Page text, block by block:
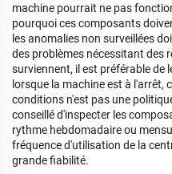
machine pourrait ne pas
pourquoi ces composants
les anomalies non surveillées
des problèmes nécessitant des
surviennent, il est préférable de
lorsque la machine est à l'arrêt,
conditions n'est pas une
conseillé d'inspecter les
rythme hebdomadaire ou
fréquence d'utilisation de la
grande fiabilité.